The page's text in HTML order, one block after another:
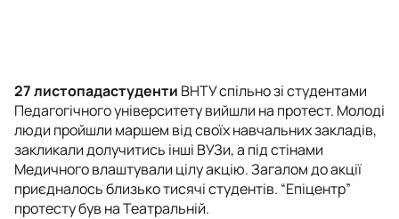
27 листопадастуденти ВНТУ спільно зі студентами
Педагогічного університету вийшли на протест. Молоді
люди пройшли маршем від своїх навчальних закладів,
закликали долучитись інші ВУЗи, а під стінами
Медичного влаштували цілу акцію. Загалом до акції
приєдналось близько тисячі студентів. “Епіцентр”
протесту був на Театральній.